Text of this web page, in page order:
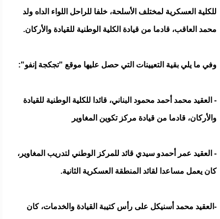
للكلية العسكرية لمختلف الأسلحة، خلفا للراحل اللواء الداه ولد
محمد العاقب، قادما من قيادة الكلية الوطنية للقيادة والأركان.
وفي ما يلي بقية التعيينات التي حصل عليها موقع "تجكجة إنفو":
- العقيد محمد أحمد محمود البناني، قائدا للكلية الوطنية للقيادة
والأركان، قادما من قيادة مركز تكوين المغاوير
- العقيد عمر أحمدو سيدي قائد للمركز الوطني لتدريب المغاوير،
كان يعمل مساعدا لقائد المنطقة العسكرية الثانية.
-العقيد محمد أسنيكل على رأس كتيبة القيادة والخدمات، كان